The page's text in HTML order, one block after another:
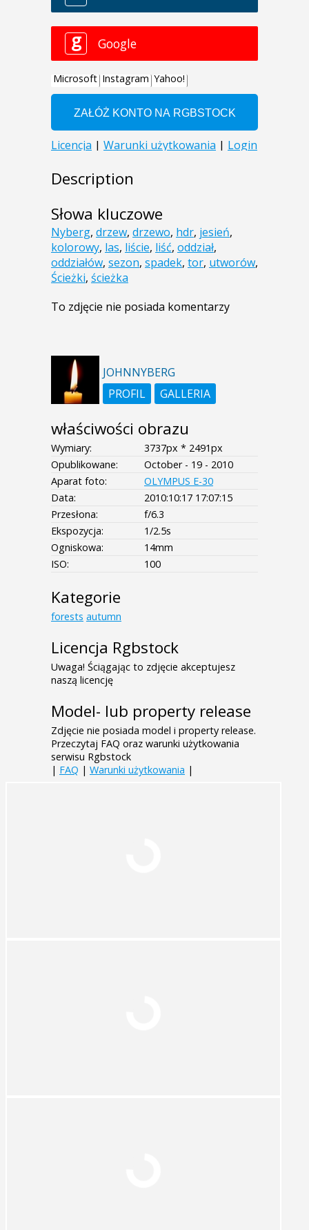
Description
Słowa kluczowe
Nyberg, drzew, drzewo, hdr, jesień,
kolorowy, las, liście, liść, oddział,
oddziałów, sezon, spadek, tor, utworów,
Ścieżki, ścieżka
To zdjęcie nie posiada komentarzy
JOHNNYBERG
PROFIL
GALLERIA
właściwości obrazu
Wymiary:
3737px * 2491px
Opublikowane:
October - 19 - 2010
Aparat foto:
OLYMPUS E-30
Data:
2010:10:17 17:07:15
Przesłona:
f/6.3
Ekspozycja:
1/2.5s
Ogniskowa:
14mm
ISO:
100
Kategorie
forests autumn
Licencja Rgbstock
Uwaga! Ściągając to zdjęcie akceptujesz
naszą licencję
Model- lub property release
Zdjęcie nie posiada model i property release.
Przeczytaj FAQ oraz warunki użytkowania
serwisu Rgbstock
| FAQ | Warunki użytkowania |